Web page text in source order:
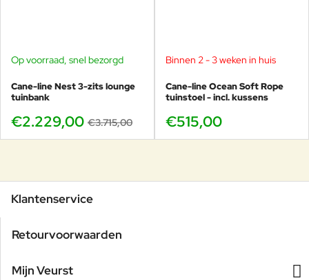
-40%
Op voorraad, snel bezorgd
Cane-line Nest 3-zits lounge
tuinbank
€2.229,00 €3.715,00
Binnen 2 - 3 weken in huis
Cane-line Ocean Soft Rope
tuinstoel - incl. kussens
€515,00
Klantenservice
Retourvoorwaarden
Mijn Veurst